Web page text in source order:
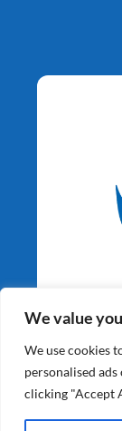
We value
We use cookies
personalised
clicking "Accept
©2026